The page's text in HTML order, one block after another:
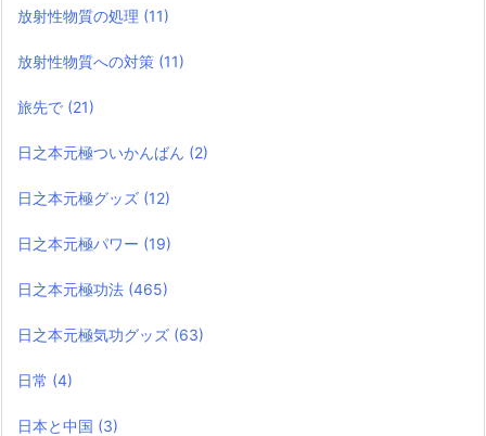
放射性物質の処理 (11)
放射性物質への対策 (11)
旅先で (21)
日之本元極ついかんばん (2)
日之本元極グッズ (12)
日之本元極パワー (19)
日之本元極功法 (465)
日之本元極気功グッズ (63)
日常 (4)
日本と中国 (3)